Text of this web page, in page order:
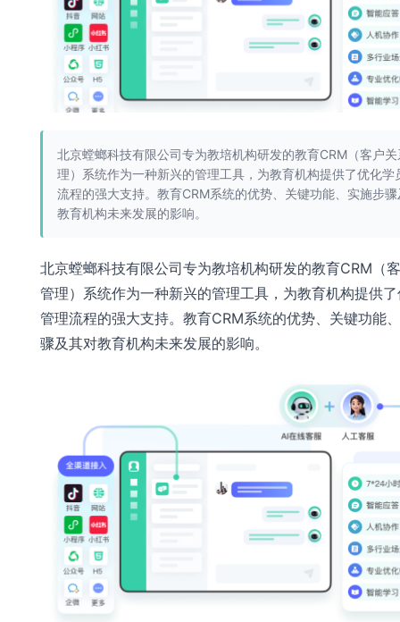
北京螳螂科技有限公司专为教培机构研发的教育CRM（客户关
理）系统作为一种新兴的管理工具，为教育机构提供了优化学
流程的强大支持。教育CRM系统的优势、关键功能、实施步
教育机构未来发展的影响。
北京螳螂科技有限公司专为教培机构研发的教育CRM（
管理）系统作为一种新兴的管理工具，为教育机构提供
管理流程的强大支持。教育CRM系统的优势、关键功能
骤及其对教育机构未来发展的影响。